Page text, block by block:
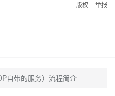
版权 举报
自带的服务）流程简介